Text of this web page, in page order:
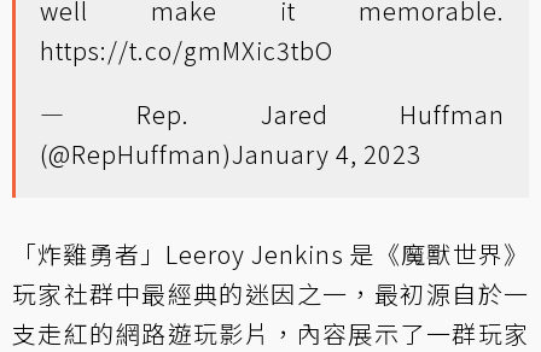
well make it memorable.
https://t.co/gmMXic3tbO
— Rep. Jared Huffman
(@RepHuffman)January 4, 2023
「炸雞勇者」Leeroy Jenkins 是《魔獸世界》
玩家社群中最經典的迷因之一，最初源自於一
支走紅的網路遊玩影片，內容展示了一群玩家